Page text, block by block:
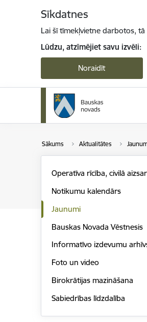
Sīkdatnes
Lai šī tīmekļvietne darbotos,
Lūdzu, atzīmējiet savu izvēli:
Noraidīt
Sākums Aktualitātes
Operatīva rīcība, civilā
Notikumu kalendārs
Jaunumi
Bauskas Novada Vēstnesis
Informatīvo izdevumu
Foto un video
Birokrātijas mazināšana
Sabiedrības līdzdalība